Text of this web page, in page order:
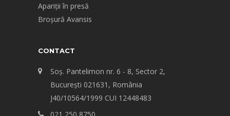
Apariții în presă
Broșură Avansis
CONTACT
Soș. Pantelimon nr. 6 - 8, Sector 2,
Bucureşti 021631, România
J40/10564/1999 CUI 12448483